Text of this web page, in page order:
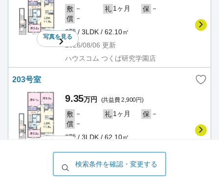
写真を見る
敷 － 礼 1ヶ月 保 －
償 －
2階 / 3LDK / 62.10㎡
2026/08/06 更新
ハウスコム つくば研究学園店
203号室
9.35万円 (共益費 2,900円)
敷 － 礼 1ヶ月 保 －
償 －
2階 / 3LDK / 62.10㎡
2026/08/06 更新
ハウスコム つくば研究学園店
検索条件を確認・変更する